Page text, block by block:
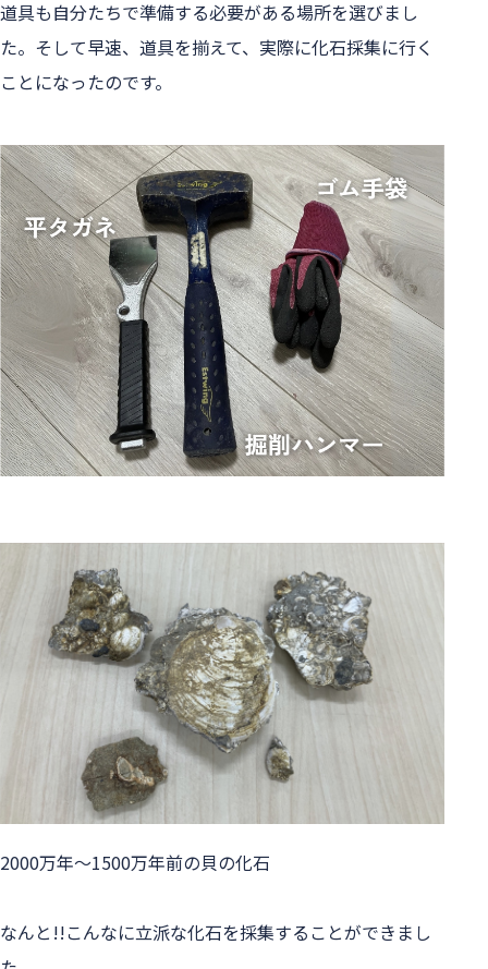
道具も自分たちで準備する必要がある場所を選びまし
た。そして早速、道具を揃えて、実際に化石採集に行く
ことになったのです。
2000万年～1500万年前の貝の化石
なんと!!こんなに立派な化石を採集することができまし